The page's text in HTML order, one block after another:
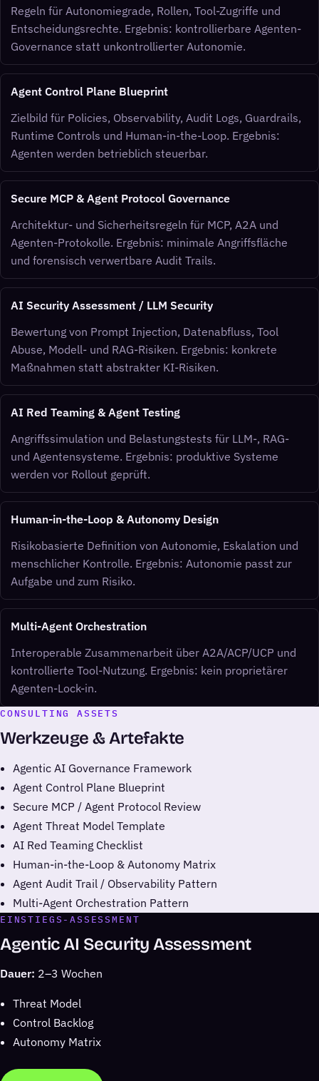
Regeln für Autonomiegrade, Rollen, Tool-Zugriffe und
Entscheidungsrechte. Ergebnis: kontrollierbare Agenten-
Governance statt unkontrollierter Autonomie.
Agent Control Plane Blueprint
Zielbild für Policies, Observability, Audit Logs, Guardrails,
Runtime Controls und Human-in-the-Loop. Ergebnis:
Agenten werden betrieblich steuerbar.
Secure MCP & Agent Protocol Governance
Architektur- und Sicherheitsregeln für MCP, A2A und
Agenten-Protokolle. Ergebnis: minimale Angriffsfläche
und forensisch verwertbare Audit Trails.
AI Security Assessment / LLM Security
Bewertung von Prompt Injection, Datenabfluss, Tool
Abuse, Modell- und RAG-Risiken. Ergebnis: konkrete
Maßnahmen statt abstrakter KI-Risiken.
AI Red Teaming & Agent Testing
Angriffssimulation und Belastungstests für LLM-, RAG-
und Agentensysteme. Ergebnis: produktive Systeme
werden vor Rollout geprüft.
Human-in-the-Loop & Autonomy Design
Risikobasierte Definition von Autonomie, Eskalation und
menschlicher Kontrolle. Ergebnis: Autonomie passt zur
Aufgabe und zum Risiko.
Multi-Agent Orchestration
Interoperable Zusammenarbeit über A2A/ACP/UCP und
kontrollierte Tool-Nutzung. Ergebnis: kein proprietärer
Agenten-Lock-in.
CONSULTING ASSETS
Werkzeuge & Artefakte
Agentic AI Governance Framework
Agent Control Plane Blueprint
Secure MCP / Agent Protocol Review
Agent Threat Model Template
AI Red Teaming Checklist
Human-in-the-Loop & Autonomy Matrix
Agent Audit Trail / Observability Pattern
Multi-Agent Orchestration Pattern
EINSTIEGS-ASSESSMENT
Agentic AI Security Assessment
Dauer: 2–3 Wochen
Threat Model
Control Backlog
Autonomy Matrix